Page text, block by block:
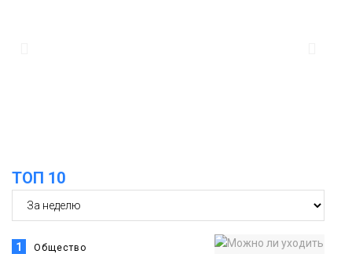
07 августа
Новости
ТОП 10
1 Общество